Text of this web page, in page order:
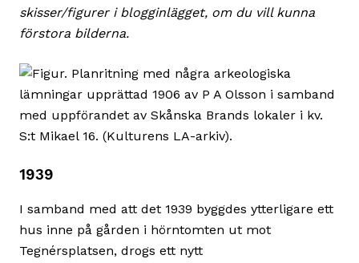
skisser/figurer i blogginlägget, om du vill kunna
förstora bilderna.
1939
I samband med att det 1939 byggdes ytterligare ett
hus inne på gården i hörntomten ut mot
Tegnérsplatsen, drogs ett nytt